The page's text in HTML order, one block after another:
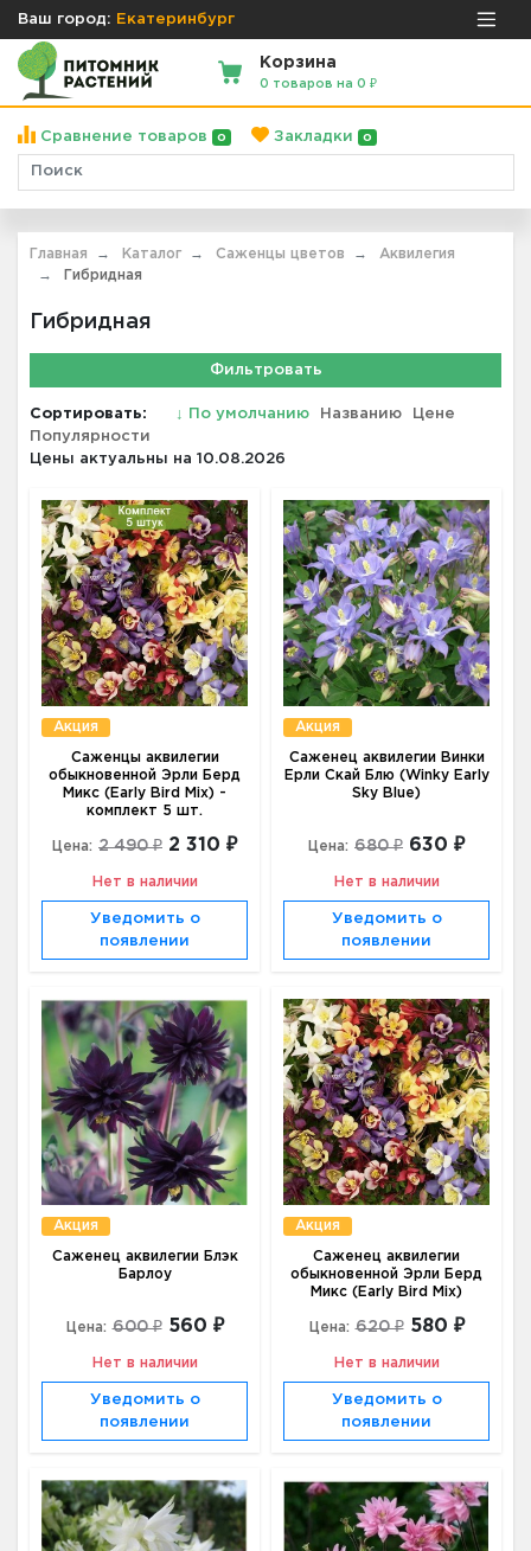
Ваш город: Екатеринбург
Корзина
0 товаров на 0 ₽
Сравнение товаров 0 Закладки 0
Главная Каталог Саженцы цветов
Аквилегия
Гибридная
Гибридная
Фильтровать
Сортировать: ↓ По умолчанию Названию
Цене
Популярности
Цены актуальны на 10.08.2026
Акция
Саженцы аквилегии
обыкновенной Эрли Берд
Микс (Early Bird Mix) -
комплект 5 шт.
Цена: 2 490 ₽ 2 310 ₽
Нет в наличии
Уведомить о
появлении
Акция
Саженец аквилегии Винки
Ерли Скай Блю (Winky Early
Sky Blue)
Цена: 680 ₽ 630 ₽
Нет в наличии
Уведомить о
появлении
Акция
Саженец аквилегии Блэк
Барлоу
Цена: 600 ₽ 560 ₽
Нет в наличии
Уведомить о
появлении
Акция
Саженец аквилегии
обыкновенной Эрли Берд
Микс (Early Bird Mix)
Цена: 620 ₽ 580 ₽
Нет в наличии
Уведомить о
появлении